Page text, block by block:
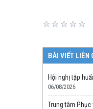
BÀI VIẾT LIÊN
Hội nghị tập
06/08/2026
Trung tâm